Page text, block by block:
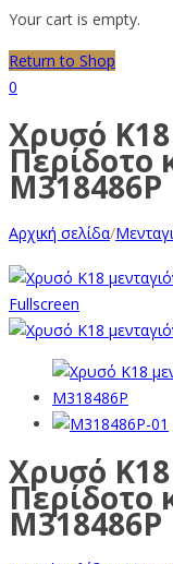
Your cart is empty.
Return to Shop
0
Χρυσό Κ18
Περίδοτο
M318486P
Αρχική σελίδα/
Fullscreen
Χρυσό Κ18
Περίδοτο
M318486P